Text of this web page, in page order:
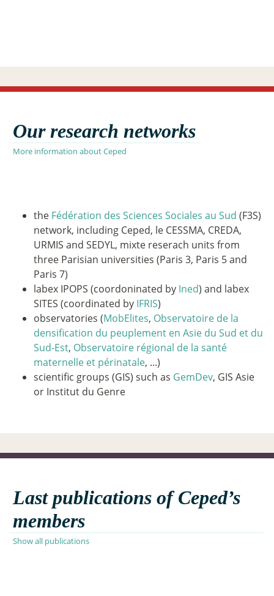
Our research networks
More information about Ceped
the Fédération des Sciences Sociales au Sud (F3S)
network, including Ceped, le CESSMA, CREDA,
URMIS and SEDYL, mixte reserach units from
three Parisian universities (Paris 3, Paris 5 and
Paris 7)
labex IPOPS (coordoninated by Ined) and labex
SITES (coordinated by IFRIS)
observatories (MobElites, Observatoire de la
densification du peuplement en Asie du Sud et du
Sud-Est, Observatoire régional de la santé
maternelle et périnatale, ...)
scientific groups (GIS) such as GemDev, GIS Asie
or Institut du Genre
Last publications of Ceped’s
members
Show all publications